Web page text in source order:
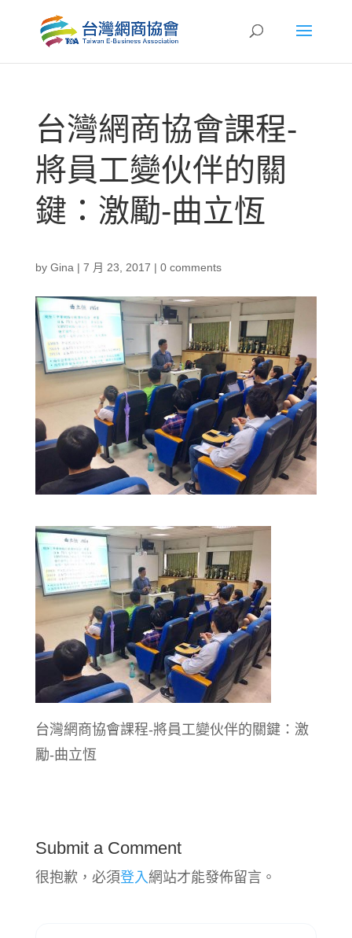
台灣網商協會課程-
將員工變伙伴的關
鍵：激勵-曲立恆
by Gina | 7 月 23, 2017 | 0 comments
台灣網商協會課程-將員工變伙伴的關鍵：激
勵-曲立恆
Submit a Comment
很抱歉，必須登入 網站才能發佈留言。